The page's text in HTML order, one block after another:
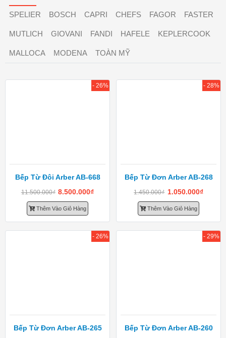
SPELIER BOSCH CAPRI CHEFS FAGOR FASTER
MUTLICH GIOVANI FANDI HAFELE KEPLERCOOK
MALLOCA MODENA TOÀN MỸ
Bếp Từ Đôi Arber AB-668
11.500.000₫ 8.500.000₫
Thêm Vào Giỏ Hàng
- 26%
Bếp Từ Đơn Arber AB-268
1.450.000₫ 1.050.000₫
Thêm Vào Giỏ Hàng
- 28%
Bếp Từ Đơn Arber AB-265
- 26%
Bếp Từ Đơn Arber AB-260
- 29%